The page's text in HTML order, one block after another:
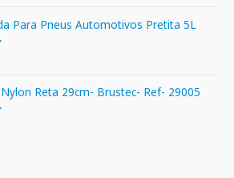
Para Pneus Automotivos Pretita 5L
Reta 29cm- Brustec- Ref- 29005